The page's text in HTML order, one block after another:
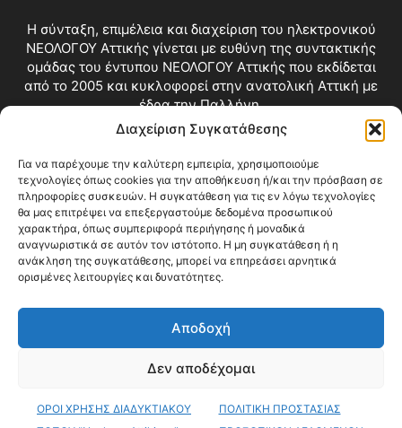
Διαχείριση Συγκατάθεσης
Για να παρέχουμε την καλύτερη εμπειρία, χρησιμοποιούμε
τεχνολογίες όπως cookies για την αποθήκευση ή/και την πρόσβαση σε
πληροφορίες συσκευών. Η συγκατάθεση για τις εν λόγω τεχνολογίες
θα μας επιτρέψει να επεξεργαστούμε δεδομένα προσωπικού
χαρακτήρα, όπως συμπεριφορά περιήγησης ή μοναδικά
αναγνωριστικά σε αυτόν τον ιστότοπο. Η μη συγκατάθεση ή η
ανάκληση της συγκατάθεσης, μπορεί να επηρεάσει αρνητικά
ορισμένες λειτουργίες και δυνατότητες.
Αποδοχή
Δεν αποδέχομαι
ΟΡΟΙ ΧΡΗΣΗΣ ΔΙΑΔΥΚΤΙΑΚΟΥ
ΠΟΛΙΤΙΚΗ ΠΡΟΣΤΑΣΙΑΣ
Η σύνταξη, επιμέλεια και διαχείριση του ηλεκτρονικού
ΝΕΟΛΟΓΟΥ Αττικής γίνεται με ευθύνη της συντακτικής
ομάδας του έντυπου ΝΕΟΛΟΓΟΥ Αττικής που εκδίδεται
από το 2005 και κυκλοφορεί στην ανατολική Αττική με
έδρα την Παλλήνη.
Επικοινωνία:info@neologosattikis.gr
ΑΚΟΛΟΥΘΗΣΕ ΜΑΣ
Videos Όροι Χρήσης
© Copyright 2026 ΝΕΟΛΟΓΟΣ ΑΤΤΙΚΗΣ • All Rights Reserved •